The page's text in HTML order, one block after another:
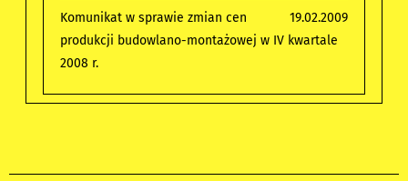
19.02.2009
Komunikat w sprawie zmian cen
produkcji budowlano-montażowej w IV kwartale
2008 r.